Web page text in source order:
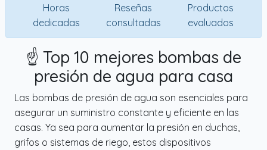
Horas
dedicadas
Reseñas
consultadas
Productos
evaluados
☝️ Top 10 mejores bombas de
presión de agua para casa
Las bombas de presión de agua son esenciales para
asegurar un suministro constante y eficiente en las
casas. Ya sea para aumentar la presión en duchas,
grifos o sistemas de riego, estos dispositivos